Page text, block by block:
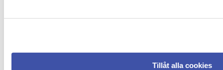
Tillåt alla cookies